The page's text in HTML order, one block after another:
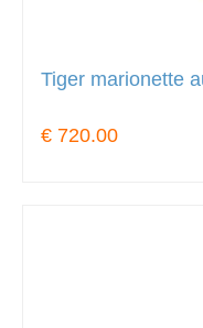
Tiger marionette
€ 720.00